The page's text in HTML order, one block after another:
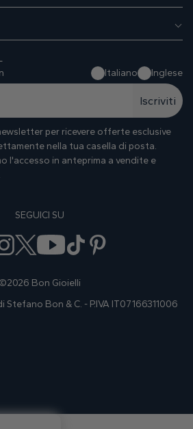
Italiano Inglese
Iscriviti
per ricevere offerte esclusive
nella tua casella di posta.
I'accesso in anteprima a vendite e
SEGUICI SU
©2026 Bon Gioielli
Stefano Bon & C. - P.IVA IT07166311006